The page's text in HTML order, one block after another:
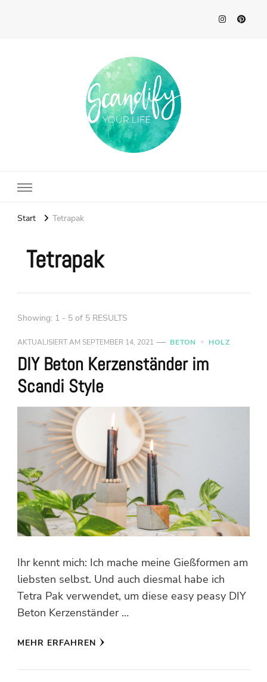
Start Tetrapak
Tetrapak
Showing: 1 - 5 of 5 RESULTS
AKTUALISIERT AM SEPTEMBER 14, 2021 BETON HOLZ
DIY Beton Kerzenständer im
Scandi Style
Ihr kennt mich: Ich mache meine Gießformen am
liebsten selbst. Und auch diesmal habe ich
Tetra Pak verwendet, um diese easy peasy DIY
Beton Kerzenständer …
MEHR ERFAHREN